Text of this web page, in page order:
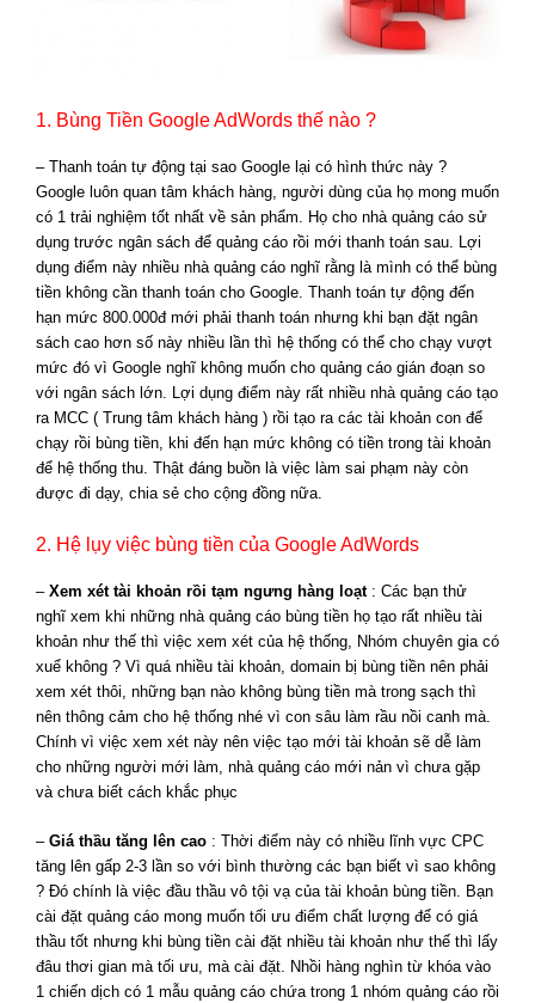
1. Bùng Tiền Google AdWords thế nào ?
– Thanh toán tự động tại sao Google lại có hình thức này ?
Google luôn quan tâm khách hàng, người dùng của họ mong muốn
có 1 trải nghiệm tốt nhất về sản phẩm. Họ cho nhà quảng cáo sử
dụng trước ngân sách để quảng cáo rồi mới thanh toán sau. Lợi
dụng điểm này nhiều nhà quảng cáo nghĩ rằng là mình có thể bùng
tiền không cần thanh toán cho Google. Thanh toán tự động đến
hạn mức 800.000đ mới phải thanh toán nhưng khi bạn đặt ngân
sách cao hơn số này nhiều lần thì hệ thống có thể cho chạy vượt
mức đó vì Google nghĩ không muốn cho quảng cáo gián đoạn so
với ngân sách lớn. Lợi dụng điểm này rất nhiều nhà quảng cáo tạo
ra MCC ( Trung tâm khách hàng ) rồi tạo ra các tài khoản con để
chạy rồi bùng tiền, khi đến hạn mức không có tiền trong tài khoản
để hệ thống thu. Thật đáng buồn là việc làm sai phạm này còn
được đi dạy, chia sẻ cho cộng đồng nữa.
2. Hệ lụy việc bùng tiền của Google AdWords
– Xem xét tài khoản rồi tạm ngưng hàng loạt: Các bạn thử
nghĩ xem khi những nhà quảng cáo bùng tiền họ tạo rất nhiều tài
khoản như thế thì việc xem xét của hệ thống, Nhóm chuyên gia có
xuể không ? Vì quá nhiều tài khoản, domain bị bùng tiền nên phải
xem xét thôi, những bạn nào không bùng tiền mà trong sạch thì
nên thông cảm cho hệ thống nhé vì con sâu làm rầu nồi canh mà.
Chính vì việc xem xét này nên việc tạo mới tài khoản sẽ dễ làm
cho những người mới làm, nhà quảng cáo mới nản vì chưa gặp
và chưa biết cách khắc phục
– Giá thầu tăng lên cao : Thời điểm này có nhiều lĩnh vực CPC
tăng lên gấp 2-3 lần so với bình thường các bạn biết vì sao không
? Đó chính là việc đầu thầu vô tội vạ của tài khoản bùng tiền. Bạn
cài đặt quảng cáo mong muốn tối ưu điểm chất lượng để có giá
thầu tốt nhưng khi bùng tiền cài đặt nhiều tài khoản như thế thì lấy
đâu thơi gian mà tối ưu, mà cài đặt. Nhồi hàng nghìn từ khóa vào
1 chiến dịch có 1 mẫu quảng cáo chứa trong 1 nhóm quảng cáo rồi